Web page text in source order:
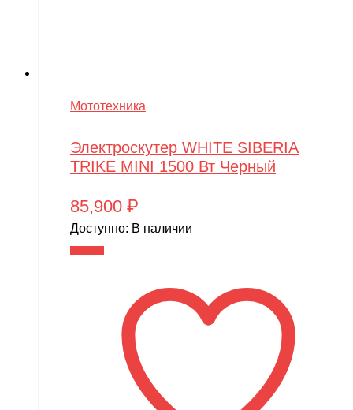
Мототехника
Электроскутер WHITE SIBERIA
TRIKE MINI 1500 Вт Черный
85,900 ₽
Доступно: В наличии